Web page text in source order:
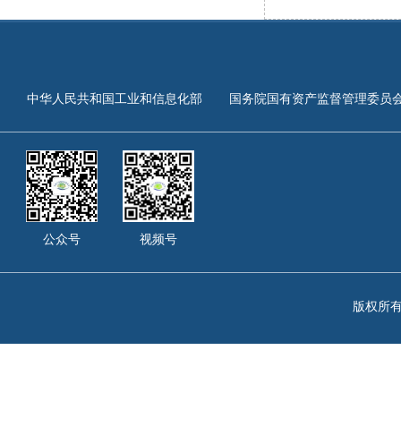
中华人民共和国工业和信息化部 国务院国有资产监督管理委员
公众号 视频号
版权所